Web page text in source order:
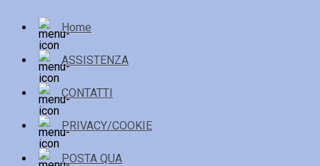
Home
ASSISTENZA
CONTATTI
PRIVACY/COOKIE
POSTA QUA